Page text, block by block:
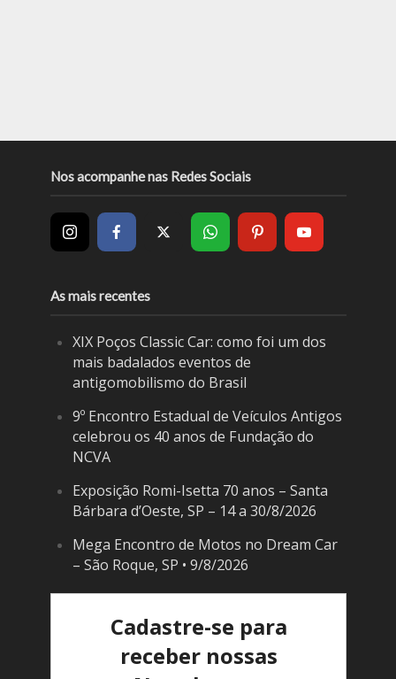
Nos acompanhe nas Redes Sociais
As mais recentes
XIX Poços Classic Car: como foi um dos
mais badalados eventos de
antigomobilismo do Brasil
9º Encontro Estadual de Veículos Antigos
celebrou os 40 anos de Fundação do
NCVA
Exposição Romi-Isetta 70 anos – Santa
Bárbara d’Oeste, SP – 14 a 30/8/2026
Mega Encontro de Motos no Dream Car
– São Roque, SP • 9/8/2026